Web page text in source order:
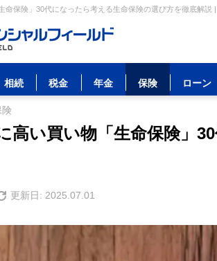
命保険」30代になったら考える生命保険の選び方を徹底解説
相続 税金 年金 保険 ローン
険
高い買い物「生命保険」
更新日: 2025.07.01